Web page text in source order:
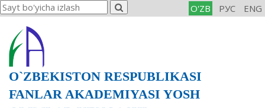
O'ZB РУС ENG
O`ZBEKISTON RESPUBLIKASI
FANLAR AKADEMIYASI YOSH